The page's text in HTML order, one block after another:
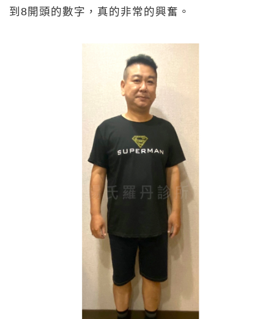
到8開頭的數字，真的非常的興奮。